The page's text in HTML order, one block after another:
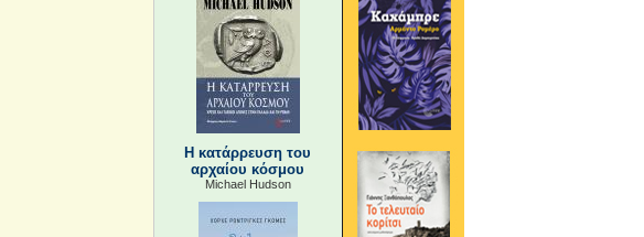
Η κατάρρευση του
αρχαίου κόσμου
Michael Hudson